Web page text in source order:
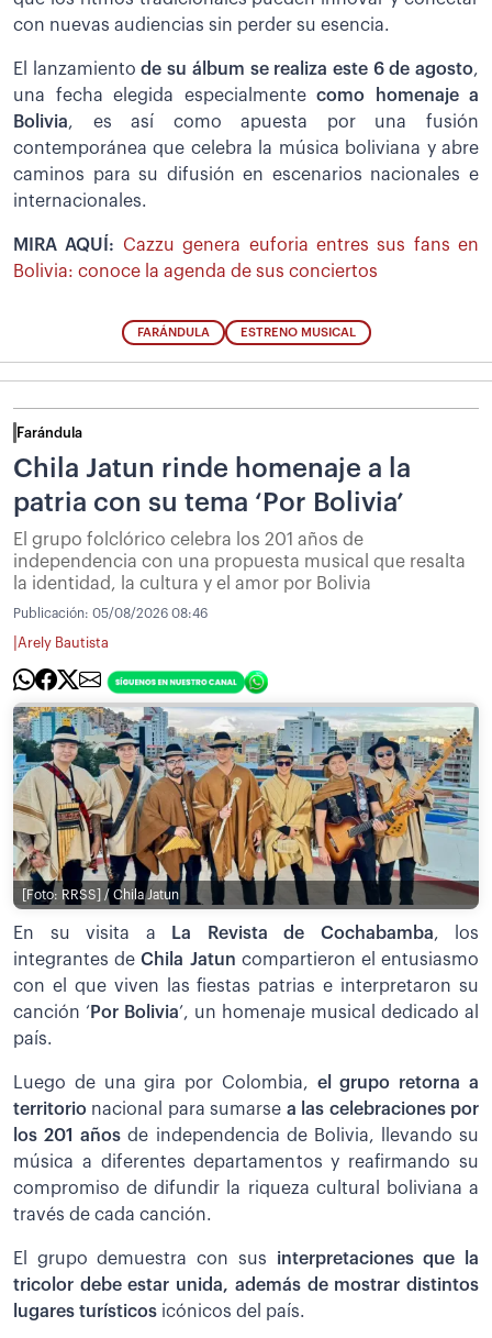
con nuevas audiencias sin perder su esencia.
El lanzamientode su álbum se realiza este 6 de agosto,
una fecha elegida especialmente como homenaje a
Bolivia, es así como apuesta por una fusión
contemporánea que celebra la música boliviana y abre
caminos para su difusión en escenarios nacionales e
internacionales.
MIRA AQUÍ: Cazzu genera euforia entres sus fans en
Bolivia: conoce la agenda de sus conciertos
FARÁNDULA ESTRENO MUSICAL
Farándula
Chila Jatun rinde homenaje a la
patria con su tema ‘Por Bolivia’
El grupo folclórico celebra los 201 años de
independencia con una propuesta musical que resalta
la identidad, la cultura y el amor por Bolivia
Publicación: 05/08/2026 08:46
Arely Bautista
[Foto: RRSS] / Chila Jatun
En su visita a La Revista de Cochabamba, los
integrantes de Chila Jatun compartieron el entusiasmo
con el que viven las fiestas patrias e interpretaron su
canción ‘ Por Bolivia’, un homenaje musical dedicado al
país.
Luego de una gira por Colombia, el grupo retorna a
territorio nacional para sumarse a las celebraciones por
los 201 años de independencia de Bolivia, llevando su
música a diferentes departamentos y reafirmando su
compromiso de difundir la riqueza cultural boliviana a
través de cada canción.
El grupo demuestra con sus interpretaciones que la
tricolor debe estar unida, además de mostrar distintos
lugares turísticos icónicos del país.